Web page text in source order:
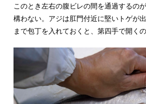
このとき左右の腹ビレの間を通過するの
構わない。アジは肛門付近に堅いトゲが
まで包丁を入れておくと、第四手で開くの